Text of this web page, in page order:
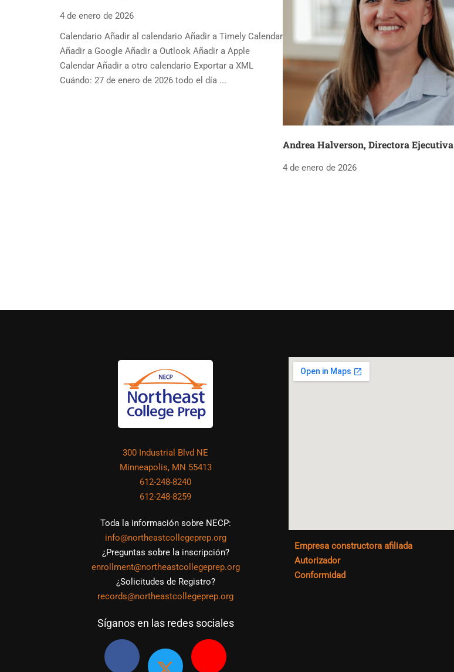
4 de enero de 2026
Calendario Añadir al calendario Añadir a Timely Calendar
Añadir a Google Añadir a Outlook Añadir a Apple
Calendar Añadir a otro calendario Exportar a XML
Cuándo: 27 de enero de 2026 todo el día ...
Andrea Halverson, Directora Ejecutiva
4 de enero de 2026
300 Industrial Blvd NE
Minneapolis, MN 55413
612-248-8240
612-248-8259
Toda la información sobre NECP:
info@northeastcollegeprep.org
¿Preguntas sobre la inscripción?
enrollment@northeastcollegeprep.org
¿Solicitudes de Registro?
records@northeastcollegeprep.org
Síganos en las redes sociales
Empresa constructora afiliada
Autorizador
Conformidad